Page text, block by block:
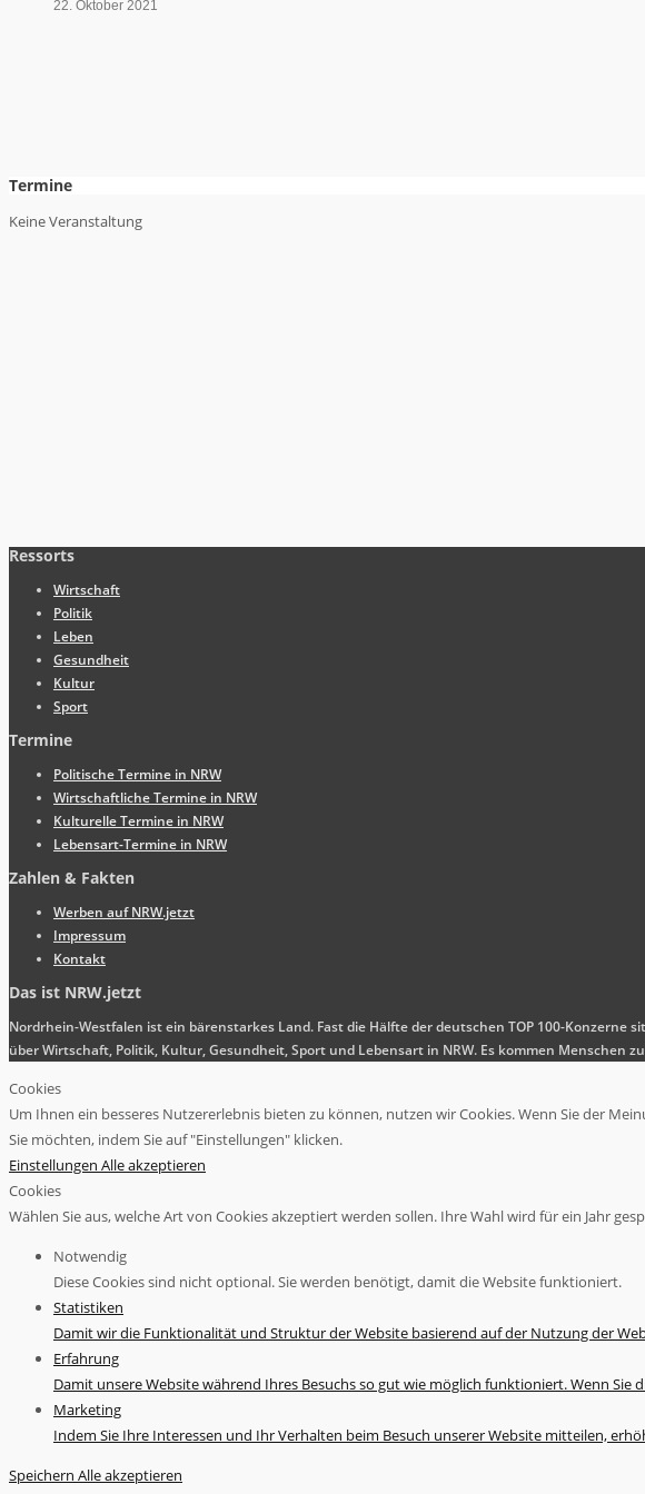
22. Oktober 2021
Termine
Keine Veranstaltung
Ressorts
Wirtschaft
Politik
Leben
Gesundheit
Kultur
Sport
Termine
Politische Termine in NRW
Wirtschaftliche Termine in NRW
Kulturelle Termine in NRW
Lebensart-Termine in NRW
Zahlen & Fakten
Werben auf NRW.jetzt
Impressum
Kontakt
Das ist NRW.jetzt
Nordrhein-Westfalen ist ein bärenstarkes Land. Fast die Hälfte der deutschen TOP 100-
über Wirtschaft, Politik, Kultur, Gesundheit, Sport und Lebensart in NRW. Es kommen Menschen
Cookies
Um Ihnen ein besseres Nutzererlebnis bieten zu können, nutzen wir Cookies. Wenn Sie der
Sie möchten, indem Sie auf "Einstellungen" klicken.
Einstellungen Alle akzeptieren
Cookies
Wählen Sie aus, welche Art von Cookies akzeptiert werden sollen. Ihre Wahl wird für ein Jahr
Notwendig
Diese Cookies sind nicht optional. Sie werden benötigt, damit die Website funktioniert.
Statistiken
Damit wir die Funktionalität und Struktur der Website basierend auf der Nutzung der
Erfahrung
Damit unsere Website während Ihres Besuchs so gut wie möglich funktioniert. Wenn
Marketing
Indem Sie Ihre Interessen und Ihr Verhalten beim Besuch unserer Website mitteilen,
Speichern Alle akzeptieren